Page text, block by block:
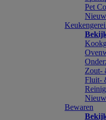
Pet
Zout-
Fluit-
Bewaren